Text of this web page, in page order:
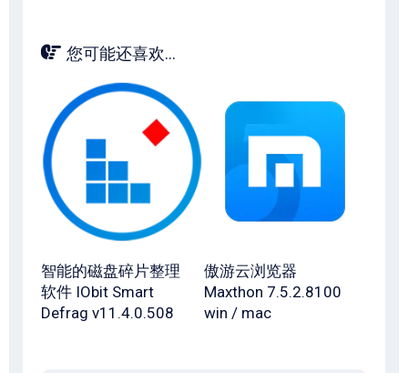
您可能还喜欢...
智能的磁盘碎片整理
软件 IObit Smart
Defrag v11.4.0.508
傲游云浏览器
Maxthon 7.5.2.8100
win / mac